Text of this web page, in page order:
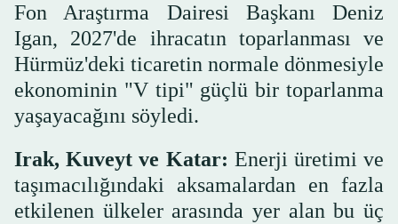
Fon Araştırma Dairesi Başkanı Deniz
Igan, 2027'de ihracatın toparlanması ve
Hürmüz'deki ticaretin normale dönmesiyle
ekonominin "V tipi" güçlü bir toparlanma
yaşayacağını söyledi.
Irak, Kuveyt ve Katar: Enerji üretimi ve
taşımacılığındaki aksamalardan en fazla
etkilenen ülkeler arasında yer alan bu üç